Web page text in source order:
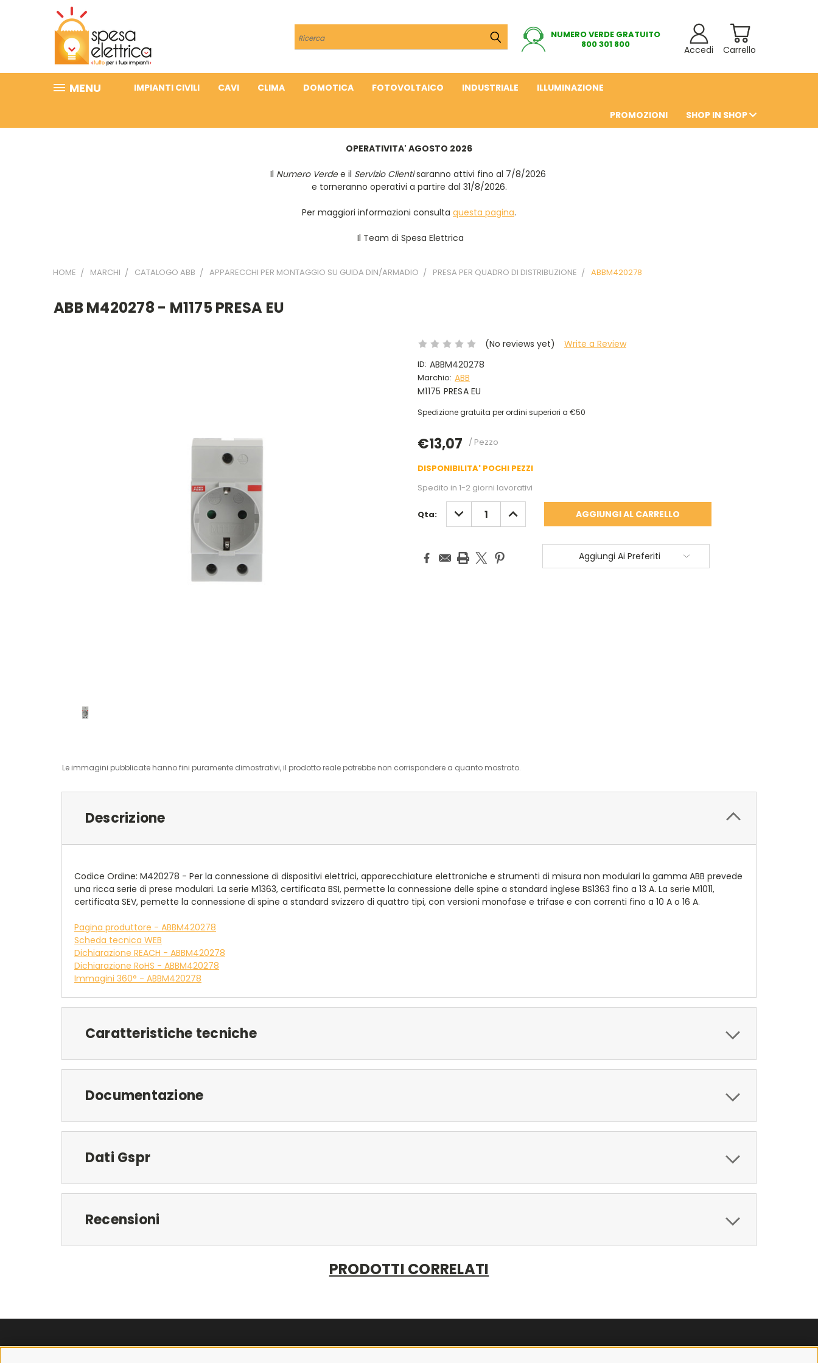
Cerca
NUMERO VERDE GRATUITO
800 301 800
Carrello
Accedi
MENU IMPIANTI CIVILI CAVI CLIMA DOMOTICA FOTOVOLTAICO INDUSTRIALE ILLUMINAZIONE
PROMOZIONI SHOP IN SHOP
OPERATIVITA' AGOSTO 2026
Il Numero Verdee il Servizio Clientisaranno attivi fino al 7/8/2026
e torneranno operativi a partire dal 31/8/2026.
Per maggiori informazioni consulta questa pagina.
Il Team di Spesa Elettrica
HOME MARCHI CATALOGO ABB APPARECCHI PER MONTAGGIO SU GUIDA DIN/ARMADIO PRESA PER QUADRO DI DISTRIBUZIONE ABBM420278
ABB M420278 - M1175 PRESA EU
(No reviews yet) Write a Review
ID: ABBM420278
Marchio: ABB
M1175 PRESA EU
Spedizione gratuita per ordini superiori a €50
€13,07 / Pezzo
DISPONIBILITA' POCHI PEZZI
Spedito in 1-2 giorni lavorativi
Qta: DIMINUISCI
QUANTITÀ:
AUMENTA
QUANTITÀ:
Aggiungi Ai Preferiti
Le immagini pubblicate hanno fini puramente dimostrativi, il prodotto reale potrebbe non corrispondere a quanto mostrato.
Descrizione
Codice Ordine: M420278 - Per la connessione di dispositivi elettrici, apparecchiature elettroniche e strumenti di misura non modulari la gamma ABB prevede
una ricca serie di prese modulari. La serie M1363, certificata BSI, permette la connessione delle spine a standard inglese BS1363 fino a 13 A. La serie M1011,
certificata SEV, pemette la connessione di spine a standard svizzero di quattro tipi, con versioni monofase e trifase e con correnti fino a 10 A o 16 A.
Pagina produttore - ABBM420278
Scheda tecnica WEB
Dichiarazione REACH - ABBM420278
Dichiarazione RoHS - ABBM420278
Immagini 360° - ABBM420278
Caratteristiche tecniche
Documentazione
Dati Gspr
Recensioni
PRODOTTI CORRELATI